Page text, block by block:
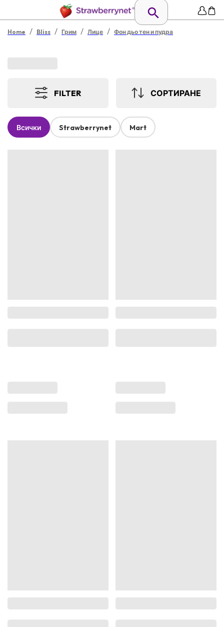
Home / Bliss / Грим / Лице / Фон дьо тен и пудра
FILTER СОРТИРАНЕ
Всички Strawberrynet Mart